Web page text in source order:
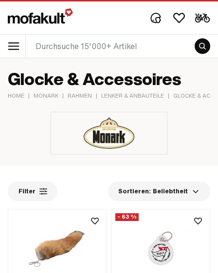
Glocke & Accessoires
HOME | MONARK | RAHMEN | LENKER & ANBAUTEILE | GLOCKE &
Filter Sortieren: Beliebtheit
- 63 %